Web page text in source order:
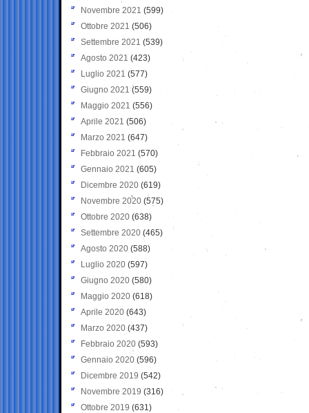
Novembre 2021 (599)
Ottobre 2021 (506)
Settembre 2021 (539)
Agosto 2021 (423)
Luglio 2021 (577)
Giugno 2021(559)
Maggio 2021 (556)
Aprile 2021 (506)
Marzo 2021 (647)
Febbraio 2021 (570)
Gennaio 2021 (605)
Dicembre 2020 (619)
Novembre 2020 (575)
Ottobre 2020 (638)
Settembre 2020(465)
Agosto 2020 (588)
Luglio 2020 (597)
Giugno 2020 (580)
Maggio 2020 (618)
Aprile 2020 (643)
Marzo 2020 (437)
Febbraio 2020 (593)
Gennaio 2020 (596)
Dicembre 2019 (542)
Novembre 2019 (316)
Ottobre 2019 (631)